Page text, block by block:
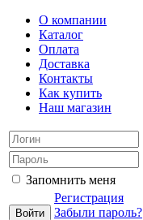
О компании
Каталог
Оплата
Доставка
Контакты
Как купить
Наш магазин
Запомнить меня
Регистрация
Забыли пароль?